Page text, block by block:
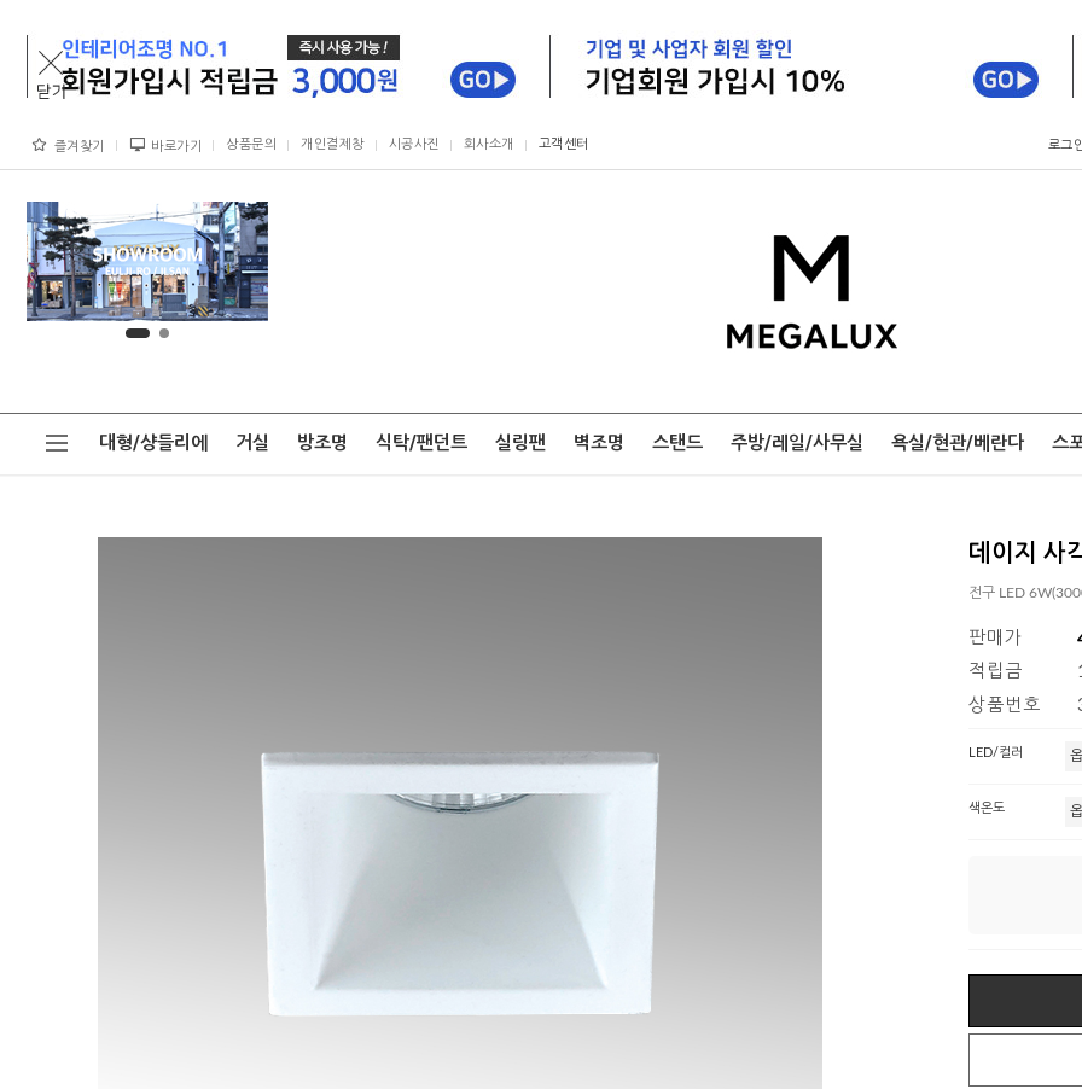
즐겨찾기 바로가기 상품문의 개인결제창 시공사진 회사소개 고객센터 로그
대형/샹들리에 거실 방조명 식탁/팬던트 실링팬 벽조명 스탠드 주방/레일/사무실 욕실/현관/베란다 스
데이지 사
전구 LED
판매가
적립금
상품번호
LED/컬러
색온도